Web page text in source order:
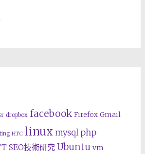
dropbox facebook Firefox Gmail
HTC linux mysql php
SEO技術研究 Ubuntu vm